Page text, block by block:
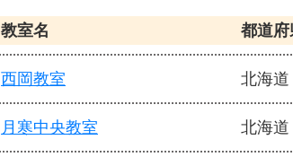
教室名 都道府
西岡教室 北海道
月寒中央教室 北海道